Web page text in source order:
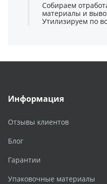
Собираем
материалы и
Утилизируем по
Информация
Отзывы клиентов
Блог
Гарантии
Упаковочные материалы